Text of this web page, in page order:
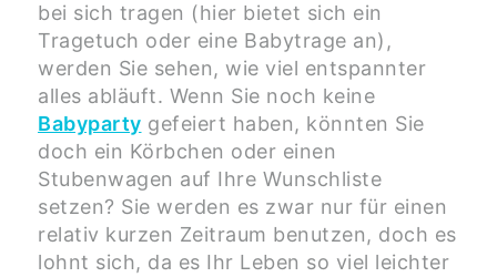
bei sich tragen (hier bietet sich ein
Tragetuch oder eine Babytrage an),
werden Sie sehen, wie viel entspannter
alles abläuft. Wenn Sie noch keine
Babyparty gefeiert haben, könnten Sie
doch ein Körbchen oder einen
Stubenwagen auf Ihre Wunschliste
setzen? Sie werden es zwar nur für einen
relativ kurzen Zeitraum benutzen, doch es
lohnt sich, da es Ihr Leben so viel leichter